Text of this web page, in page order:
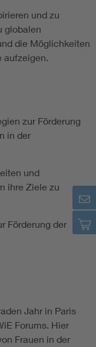
und zu
globalen
die Möglichkeiten
aufzeigen.
zur Förderung
in der
und
ihre Ziele zu
Förderung der
Jahr in Paris
Forums. Hier
Frauen in der